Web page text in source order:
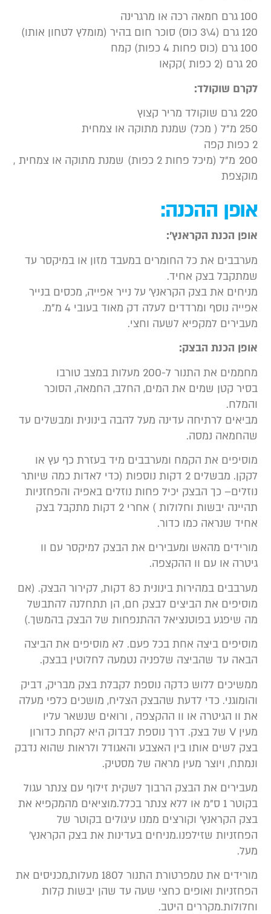
חמאה רכה או מרגרינה
(כוס פחות 4 כפות) קמח
שוקולד:
שוקולד מריר קצוץ
מכל) שמנת מתוקה או צמחית
200 מ”ל (מיכל פחות 2 כפות) שמנת מתוקה או צמחית ,
ההכנה:
הכנת הקראנץ’:
את כל החומרים במעבד מזון או במיקסר עד
בצק אחיד.
את בצק הקראנץ’ על נייר אפייה, מכסים בנייר
נוסף ומרדדים לעלה דק מאוד בעובי 4 מ”מ.
למקפיא לשעה וחצי.
הכנת הבצק:
את התנור ל-200 מעלות במצב טורבו
קטן שמים את המים, החלב, החמאה, הסוכר
לרתיחה עדינה מעל להבה בינונית ומבשלים עד
נמסה.
את הקמח ומערבבים מיד בעזרת כף עץ או
לקקן. מבשלים 2 דקות נוספות (כדי לאדות כמה שיותר
כך הבצק יכיל פחות נוזלים באפיה והפחזניות
תהיינה יבשות וחלולות ) אחרי 2 דקות מתקבל בצק
שנראה כמו כדור.
מהאש ומעבירים את הבצק למיקסר עם וו
או עם וו ההקצפה.
מערבבים במהירות בינונית כ8 דקות, לקירור הבצק. (אם
את הביצים לבצק חם, הן תתחלנה להתבשל
שיפגע בפוטנציאל ההתנפחות של הבצק בהמשך.)
ביצה אחת בכל פעם. לא מוסיפים את הביצה
עד שהביצה שלפניה נטמעה לחלוטין בבצק.
ללוש כדקה נוספת לקבלת בצק מבריק, דביק
כדי לדעת שהבצק הצליח, מושכים כלפי מעלה
וו הגיטרה או וו ההקצפה , ורואים שנשאר עליו
מעין V של בצק. דרך נוספת לבדוק היא לקחת כדורון
לשים אותו בין האצבע והאגודל ולראות שהוא נדבק
ויוצר מעין מראה של מסטיק.
את הבצק הרבוך לשקית זילוף עם צנתר עגול
בקוטר 1 ס”מ או ללא צנתר בכלל.מוציאים מהמקפיא את
הקראנץ’ וקורצים ממנו עיגולים בקוטר של
שזילפנו.מניחים בעדינות את בצק הקראנץ’
מורידים את טמפרטורת התנור ל180 מעלות,מכניסים את
ואופים כחצי שעה עד שהן יבשות קלות
היטב.